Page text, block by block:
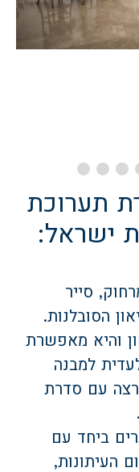
תערוכת
ישראל:
סייר
הסובלנות.
והיא מאפשרת
למבנה
עם סדרת
ביחד עם
העיתונות,